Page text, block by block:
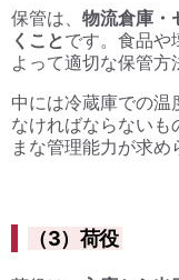
保管は、 物流倉庫・
くことです。食品や
よって適切な保管方
中には冷蔵庫での温
なければならない
まな管理能力が求め
（3）荷役